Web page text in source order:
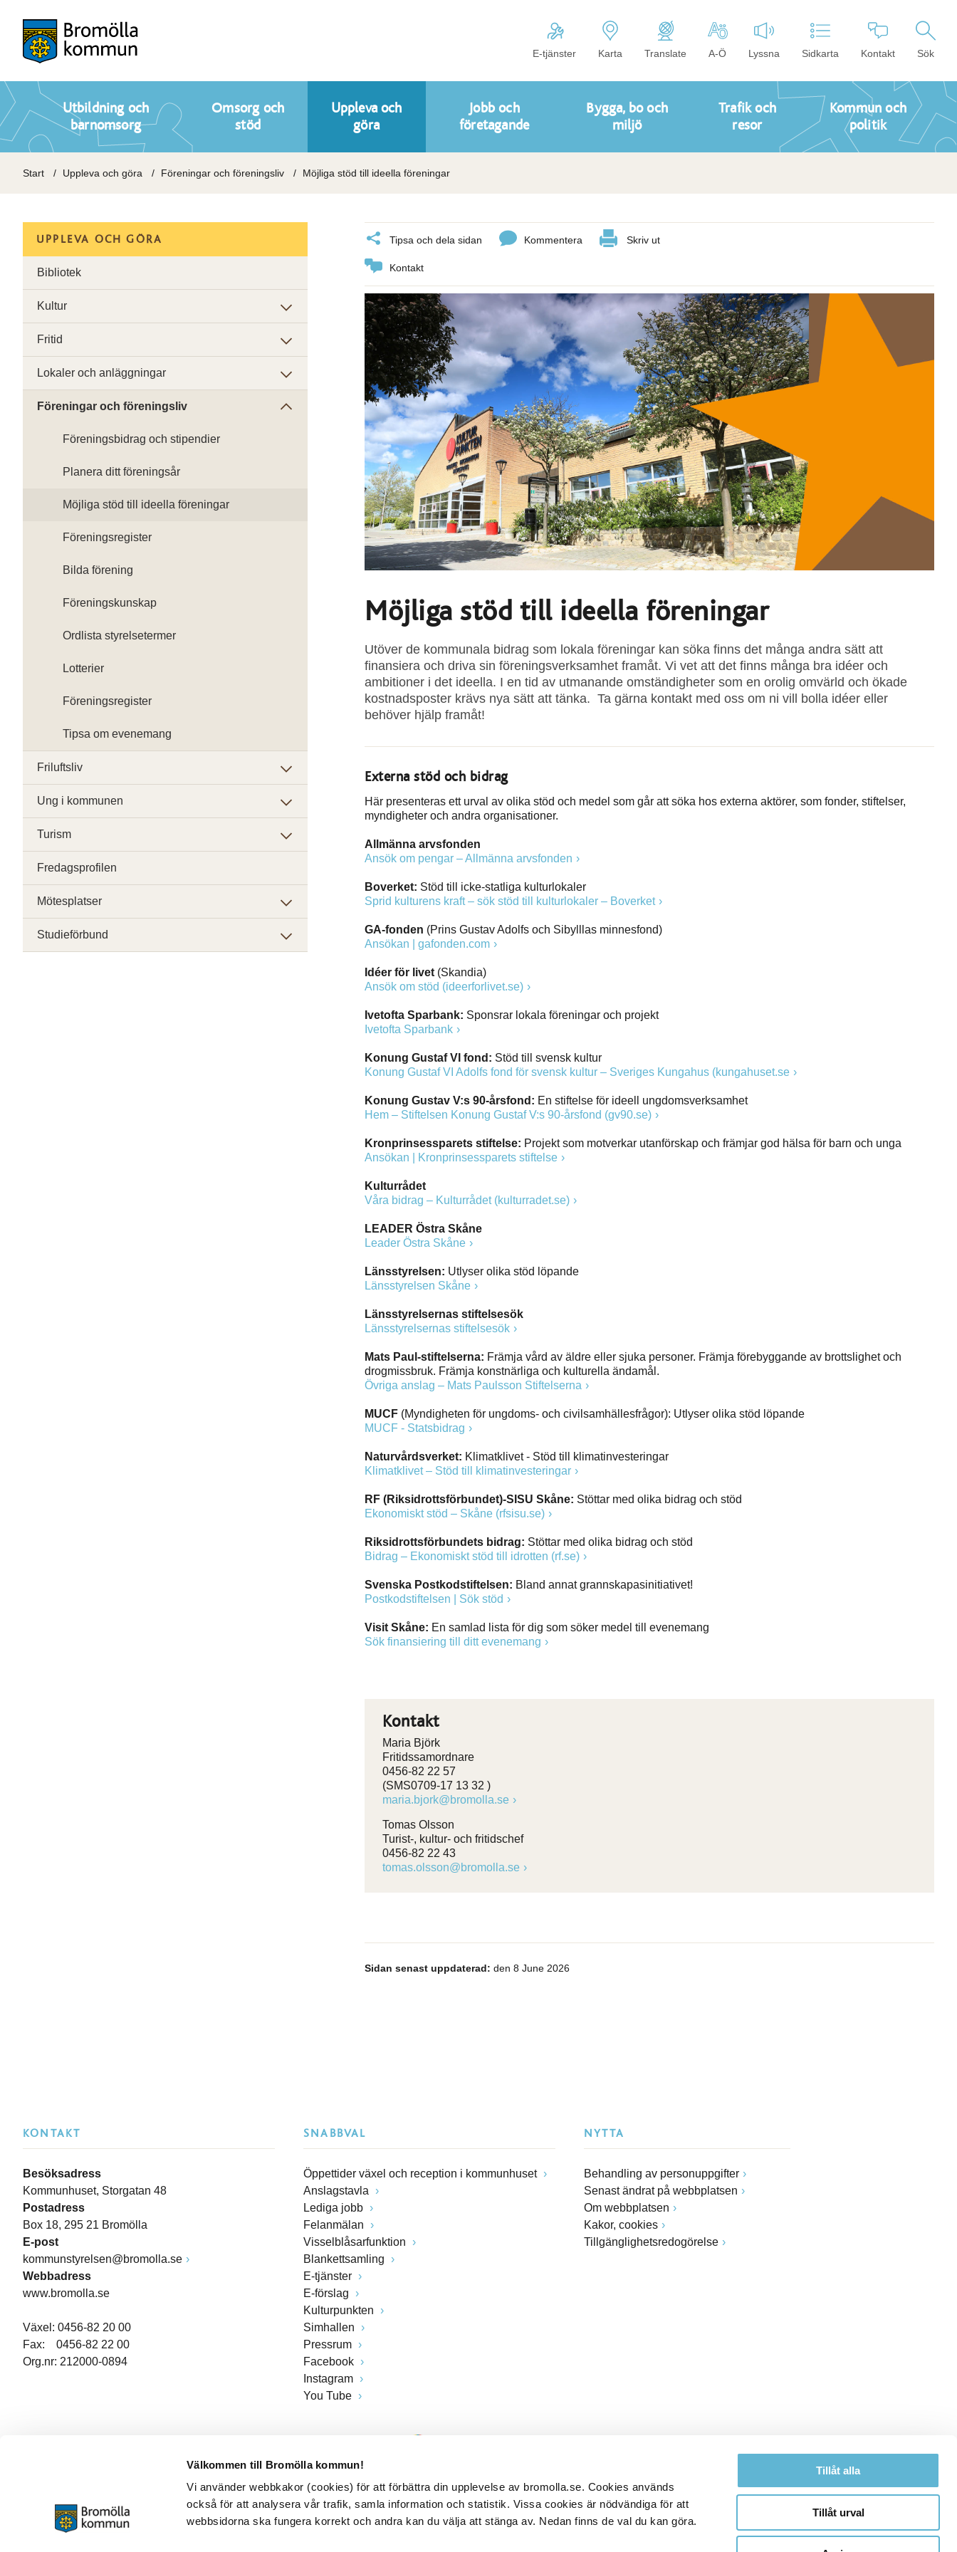
Välkommen till Bromölla kommun!
Vi använder webbkakor (cookies) för att förbättra din upplevelse av bromolla.se. Cookies används
också för att analysera vår trafik, samla information och statistik. Vissa cookies är nödvändiga för att
webbsidorna ska fungera korrekt och andra kan du välja att stänga av. Nedan finns de val du kan göra.
Tillåt alla
Tillåt urval
E-tjänster Karta Translate A-Ö Lyssna Sidkarta Kontakt Sök
Utbildning och
barnomsorg
Omsorg och
stöd
Uppleva och
göra
Jobb och
företagande
Bygga, bo och
miljö
Trafik och
resor
Kommun och
politik
Start Uppleva och göra Föreningar och föreningsliv Möjliga stöd till ideella föreningar
Tipsa och dela sidan Kommentera Skriv ut
Kontakt
Möjliga stöd till ideella föreningar
Utöver de kommunala bidrag som lokala föreningar kan söka finns det många andra sätt att
finansiera och driva sin föreningsverksamhet framåt. Vi vet att det finns många bra idéer och
ambitioner i det ideella. I en tid av utmanande omständigheter som en orolig omvärld och ökade
kostnadsposter krävs nya sätt att tänka. Ta gärna kontakt med oss om ni vill bolla idéer eller
behöver hjälp framåt!
Externa stöd och bidrag
Här presenteras ett urval av olika stöd och medel som går att söka hos externa aktörer, som fonder, stiftelser,
myndigheter och andra organisationer.
Allmänna arvsfonden
Ansök om pengar – Allmänna arvsfonden
Boverket: Stöd till icke-statliga kulturlokaler
Sprid kulturens kraft – sök stöd till kulturlokaler – Boverket
GA-fonden (Prins Gustav Adolfs och Sibylllas minnesfond)
Ansökan | gafonden.com
Idéer för livet (Skandia)
Ansök om stöd (ideerforlivet.se)
Ivetofta Sparbank: Sponsrar lokala föreningar och projekt
Ivetofta Sparbank
Konung Gustaf VI fond: Stöd till svensk kultur
Konung Gustaf VI Adolfs fond för svensk kultur – Sveriges Kungahus (kungahuset.se
Konung Gustav V:s 90-årsfond: En stiftelse för ideell ungdomsverksamhet
Hem – Stiftelsen Konung Gustaf V:s 90-årsfond (gv90.se)
Kronprinsessparets stiftelse: Projekt som motverkar utanförskap och främjar god hälsa för barn och unga
Ansökan | Kronprinsessparets stiftelse
Kulturrådet
Våra bidrag – Kulturrådet (kulturradet.se)
LEADER Östra Skåne
Leader Östra Skåne
Länsstyrelsen: Utlyser olika stöd löpande
Länsstyrelsen Skåne
Länsstyrelsernas stiftelsesök
Länsstyrelsernas stiftelsesök
Mats Paul-stiftelserna: Främja vård av äldre eller sjuka personer. Främja förebyggande av brottslighet och
drogmissbruk. Främja konstnärliga och kulturella ändamål.
Övriga anslag – Mats Paulsson Stiftelserna
MUCF (Myndigheten för ungdoms- och civilsamhällesfrågor): Utlyser olika stöd löpande
MUCF - Statsbidrag
Naturvårdsverket: Klimatklivet - Stöd till klimatinvesteringar
Klimatklivet – Stöd till klimatinvesteringar
RF (Riksidrottsförbundet)-SISU Skåne: Stöttar med olika bidrag och stöd
Ekonomiskt stöd – Skåne (rfsisu.se)
Riksidrottsförbundets bidrag: Stöttar med olika bidrag och stöd
Bidrag – Ekonomiskt stöd till idrotten (rf.se)
Svenska Postkodstiftelsen: Bland annat grannskapasinitiativet!
Postkodstiftelsen | Sök stöd
Visit Skåne: En samlad lista för dig som söker medel till evenemang
Sök finansiering till ditt evenemang
Kontakt
Maria Björk
Fritidssamordnare
0456-82 22 57
(SMS0709-17 13 32 )
maria.bjork@bromolla.se
Tomas Olsson
Turist-, kultur- och fritidschef
0456-82 22 43
tomas.olsson@bromolla.se
Sidan senast uppdaterad: den 8 June 2026
UPPLEVA OCH GÖRA
Bibliotek
Kultur
Fritid
Lokaler och anläggningar
Föreningar och föreningsliv
Föreningsbidrag och stipendier
Planera ditt föreningsår
Möjliga stöd till ideella föreningar
Föreningsregister
Bilda förening
Föreningskunskap
Ordlista styrelsetermer
Lotterier
Föreningsregister
Tipsa om evenemang
Friluftsliv
Ung i kommunen
Turism
Fredagsprofilen
Mötesplatser
Studieförbund
KONTAKT
Besöksadress
Kommunhuset, Storgatan 48
Postadress
Box 18, 295 21 Bromölla
E-post
kommunstyrelsen@bromolla.se
Webbadress
www.bromolla.se
Växel: 0456-82 20 00
Fax: 0456-82 22 00
Org.nr: 212000-0894
SNABBVAL
Öppettider växel och reception i kommunhuset
Anslagstavla
Lediga jobb
Felanmälan
Visselblåsarfunktion
Blankettsamling
E-tjänster
E-förslag
Kulturpunkten
Simhallen
Pressrum
Facebook
Instagram
You Tube
NYTTA
Behandling av personuppgifter
Senast ändrat på webbplatsen
Om webbplatsen
Kakor, cookies
Tillgänglighetsredogörelse